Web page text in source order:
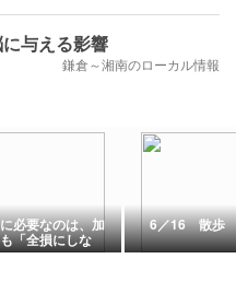
与える影響
鎌倉～湘南のローカル情報
必要なのは、加
「全損にしな
かもしれない
6／16 散歩